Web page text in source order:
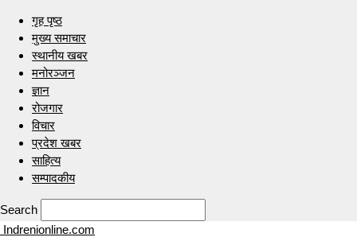
गृह पृष्ठ
मुख्य समाचार
स्थानीय खबर
मनोरञ्जन
ज्ञान
रोजगार
विचार
प्रदेश खबर
साहित्य
सम्पादकीय
Search
Indrenionline.com